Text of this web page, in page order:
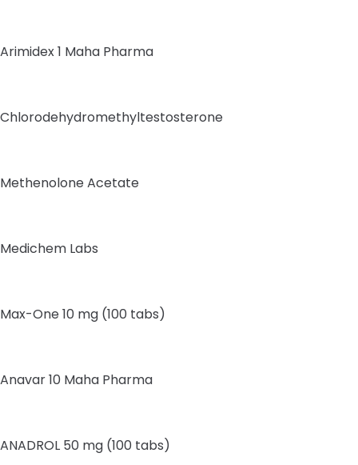
Arimidex 1 Maha Pharma
Chlorodehydromethyltestosterone
Methenolone Acetate
Medichem Labs
Max-One 10 mg (100 tabs)
Anavar 10 Maha Pharma
ANADROL 50 mg (100 tabs)